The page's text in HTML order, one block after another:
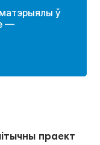
ў
—
праект